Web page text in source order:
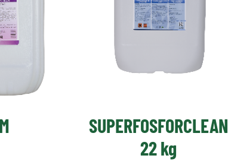
SUPERFOSFORCLEAN
22 kg